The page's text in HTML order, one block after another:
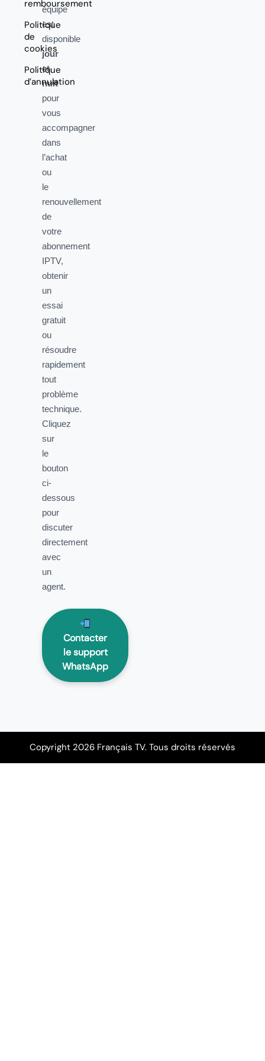
remboursement
Politique
de
cookies
Politique
d’annulation
équipe
est
disponible
jour
et
nuit
pour
vous
accompagner
dans
l’achat
ou
le
renouvellement
de
votre
abonnement
IPTV,
obtenir
un
essai
gratuit
ou
résoudre
rapidement
tout
problème
technique.
Cliquez
sur
le
bouton
ci-
dessous
pour
discuter
directement
avec
un
agent.
Contacter
le support
WhatsApp
Copyright 2026 Français TV. Tous droits réservés